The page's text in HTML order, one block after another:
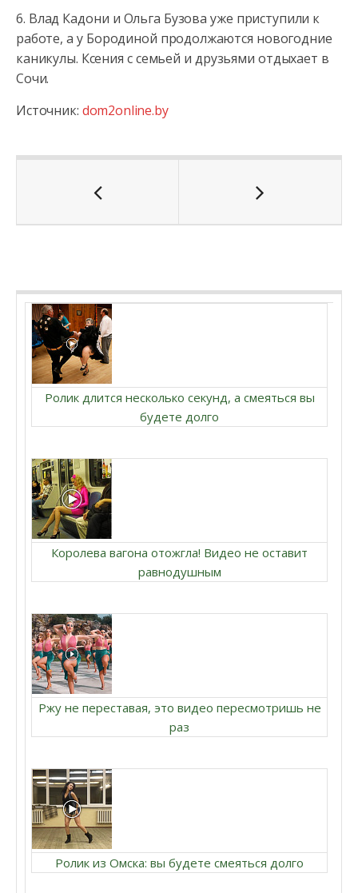
6. Влад Кадони и Ольга Бузова уже приступили к
работе, а у Бородиной продолжаются новогодние
каникулы. Ксения с семьей и друзьями отдыхает в
Сочи.
Источник: dom2online.by
Ролик длится несколько секунд, а смеяться вы
будете долго
Королева вагона отожгла! Видео не оставит
равнодушным
Ржу не переставая, это видео пересмотришь не
раз
Ролик из Омска: вы будете смеяться долго